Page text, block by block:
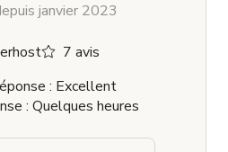
janvier 2023
7 avis
: Excellent
: Quelques heures